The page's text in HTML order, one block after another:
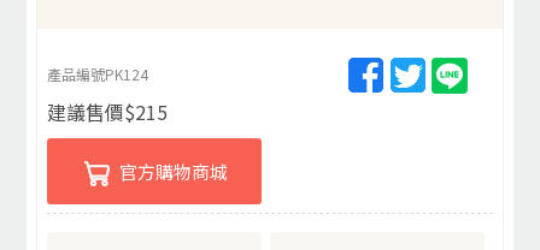
產品編號PK124
建議售價$215
官方購物商城